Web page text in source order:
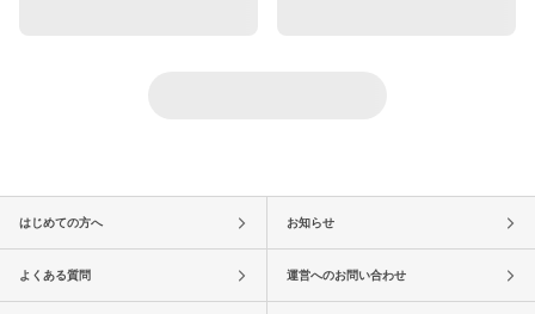
はじめての方へ お知らせ
よくある質問 運営へのお問い合わせ